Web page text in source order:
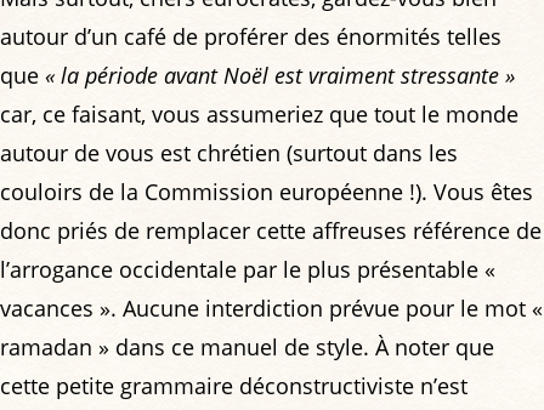
autour d’un café de proférer des énormités telles
que « la période avant Noël est vraiment stressante »
car, ce faisant, vous assumeriez que tout le monde
autour de vous est chrétien (surtout dans les
couloirs de la Commission européenne !). Vous êtes
donc priés de remplacer cette affreuses référence de
l’arrogance occidentale par le plus présentable «
vacances ». Aucune interdiction prévue pour le mot «
ramadan » dans ce manuel de style. À noter que
cette petite grammaire déconstructiviste n’est